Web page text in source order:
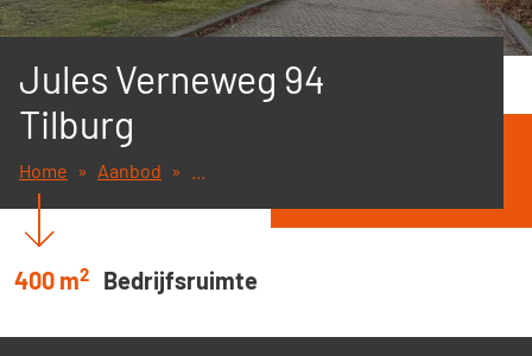
Jules Verneweg 94
Tilburg
Home Aanbod
400 m2 Bedrijfsruimte